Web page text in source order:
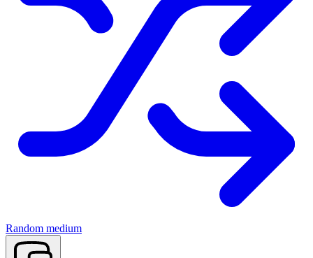
Random medium